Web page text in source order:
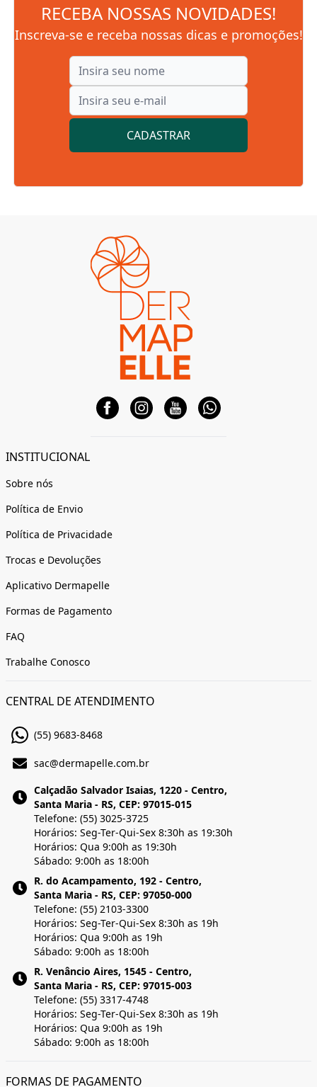
RECEBA NOSSAS NOVIDADES!
Inscreva-se e receba nossas dicas e promoções!
CADASTRAR
INSTITUCIONAL
Sobre nós
Política de Envio
Política de Privacidade
Trocas e Devoluções
Aplicativo Dermapelle
Formas de Pagamento
FAQ
Trabalhe Conosco
CENTRAL DE ATENDIMENTO
(55) 9683-8468
sac@dermapelle.com.br
Calçadão Salvador Isaias, 1220 - Centro,
Santa Maria - RS, CEP: 97015-015
Telefone: (55) 3025-3725
Horários: Seg-Ter-Qui-Sex 8:30h as 19:30h
Horários: Qua 9:00h as 19:30h
Sábado: 9:00h as 18:00h
R. do Acampamento, 192 - Centro,
Santa Maria - RS, CEP: 97050-000
Telefone: (55) 2103-3300
Horários: Seg-Ter-Qui-Sex 8:30h as 19h
Horários: Qua 9:00h as 19h
Sábado: 9:00h as 18:00h
R. Venâncio Aires, 1545 - Centro,
Santa Maria - RS, CEP: 97015-003
Telefone: (55) 3317-4748
Horários: Seg-Ter-Qui-Sex 8:30h as 19h
Horários: Qua 9:00h as 19h
Sábado: 9:00h as 18:00h
FORMAS DE PAGAMENTO